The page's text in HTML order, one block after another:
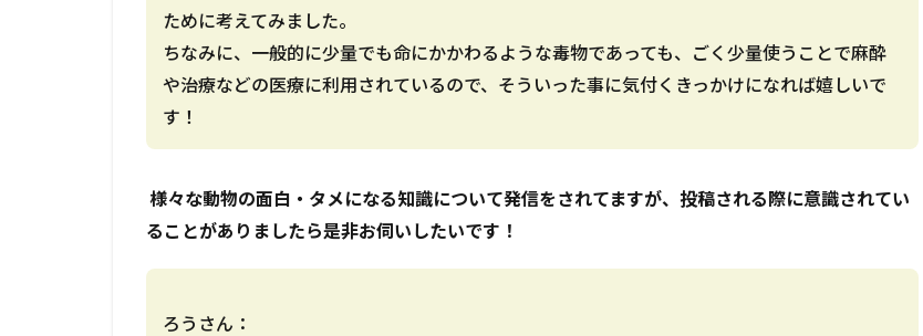
ために考えてみました。
ちなみに、一般的に少量でも命にかかわるような毒物であっても、ごく少量使うことで麻酔
や治療などの医療に利用されているので、そういった事に気付くきっかけになれば嬉しいで
す！
――― 様々な動物の面白・タメになる知識について発信をされてますが、投稿される際に意識されてい
ることがありましたら是非お伺いしたいです！
ろうさん：